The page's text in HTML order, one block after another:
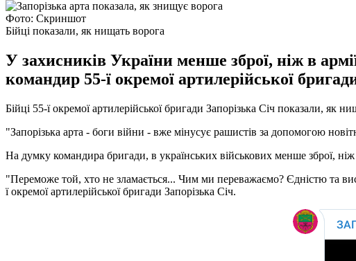
Фото: Скриншот
Бійці показали, як нищать ворога
У захисників України менше зброї, ніж в
командир 55-ї окремої артилерійської
Бійці 55-ї окремої артилерійської бригади Запорізька Січ показали, як
"Запорізька арта - боги війни - вже мінусує рашистів за допомогою
На думку командира бригади, в українських військових менше зброї,
"Переможе той, хто не зламається... Чим ми переважаємо? Єдністю та
ї окремої артилерійської бригади Запорізька Січ.